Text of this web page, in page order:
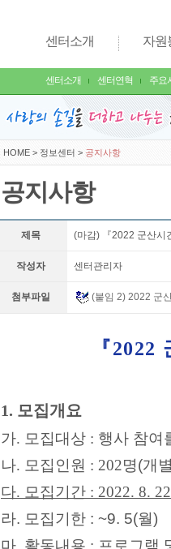
센터소개
센터소개 센터연혁 주요
자원
HOME > 정보센터 > 공지사항
공지사항
제목 (마감) 『2022 군산시
작성자 센터관리자
첨부파일 (붙임 2) 2022 군
『2022
1. 모집개요
가. 모집대상 : 행사 참여
나. 모집인원 : 202명(개
다. 모집기간 : 2022. 8.
라. 모집기한 : ~9. 5(월)